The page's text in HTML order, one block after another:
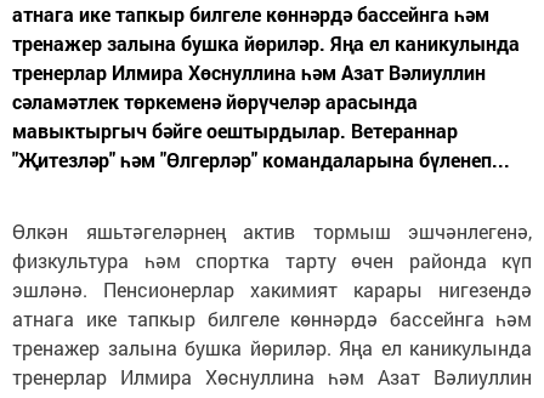
атнага ике тапкыр билгеле көннәрдә бассейнга һәм
тренажер залына бушка йөриләр. Яңа ел каникулында
тренерлар Илмира Хөснуллина һәм Азат Вәлиуллин
сәламәтлек төркеменә йөрүчеләр арасында
мавыктыргыч бәйге оештырдылар. Ветераннар
"Җитезләр" һәм "Өлгерләр" командаларына бүленеп...
Өлкән яшьтәгеләрнең актив тормыш эшчәнлегенә,
физкультура һәм спортка тарту өчен районда күп
эшләнә. Пенсионерлар хакимият карары нигезендә
атнага ике тапкыр билгеле көннәрдә бассейнга һәм
тренажер залына бушка йөриләр. Яңа ел каникулында
тренерлар Илмира Хөснуллина һәм Азат Вәлиуллин